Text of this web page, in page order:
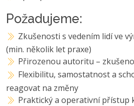
Požadujeme:
Zkušenosti s vedením lidí ve
(min. několik let praxe)
Přirozenou autoritu –
Flexibilitu, samostatnost a
reagovat na změny
Praktický a operativní přístup